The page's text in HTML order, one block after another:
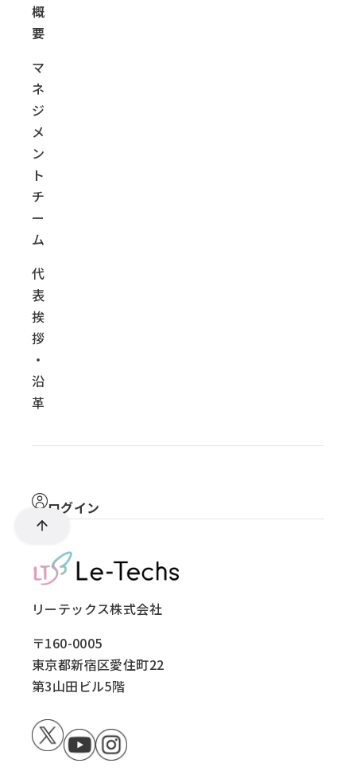
概
要
マ
ネ
ジ
メ
ン
ト
チ
ー
ム
代
表
挨
拶
・
沿
革
リーテックス株式会社
〒160-0005
東京都新宿区愛住町22
第3山田ビル5階
ログイン